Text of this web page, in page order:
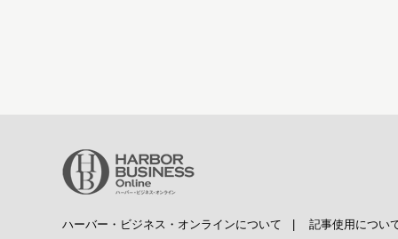
ハーバー・ビジネス・オンラインについて 記事使用につい